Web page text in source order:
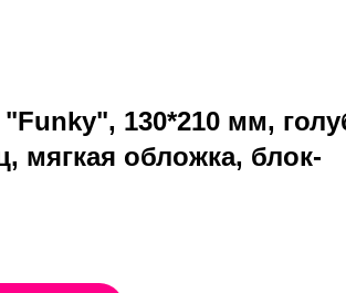
130*210 мм,
мягкая обложка, блок-